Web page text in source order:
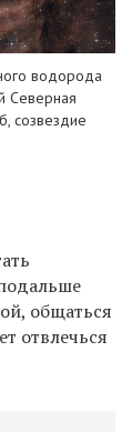
водорода
Северная
созвездие
общаться
отвлечься